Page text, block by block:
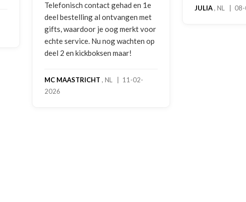
Telefonisch contact gehad en 1e
deel bestelling al ontvangen met
gifts, waardoor je oog merkt voor
echte service. Nu nog wachten op
deel 2 en kickboksen maar!
MC MAASTRICHT , NL | 11-02-
2026
JULIA, NL | 08-